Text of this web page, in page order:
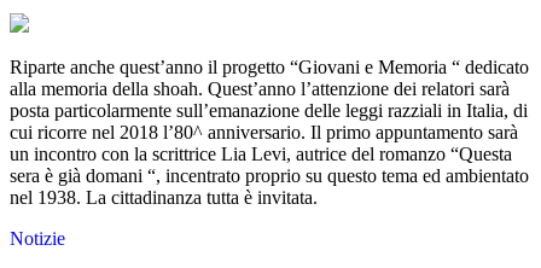
Riparte anche quest’anno il progetto “Giovani e Memoria “ dedicato
alla memoria della shoah. Quest’anno l’attenzione dei relatori sarà
posta particolarmente sull’emanazione delle leggi razziali in Italia, di
cui ricorre nel 2018 l’80^ anniversario. Il primo appuntamento sarà
un incontro con la scrittrice Lia Levi, autrice del romanzo “Questa
sera è già domani “, incentrato proprio su questo tema ed ambientato
nel 1938. La cittadinanza tutta è invitata.
Notizie